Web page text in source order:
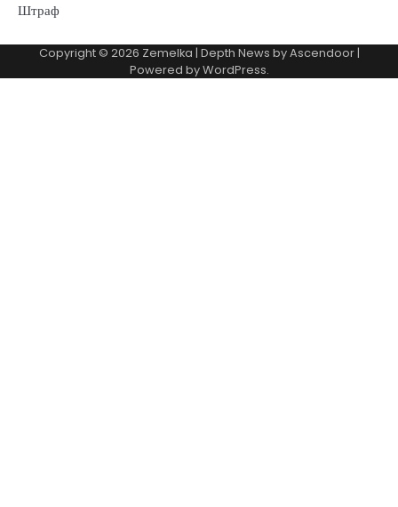
Штраф
Copyright © 2026 Zemelka | Depth News byAscendoor|
Powered byWordPress.